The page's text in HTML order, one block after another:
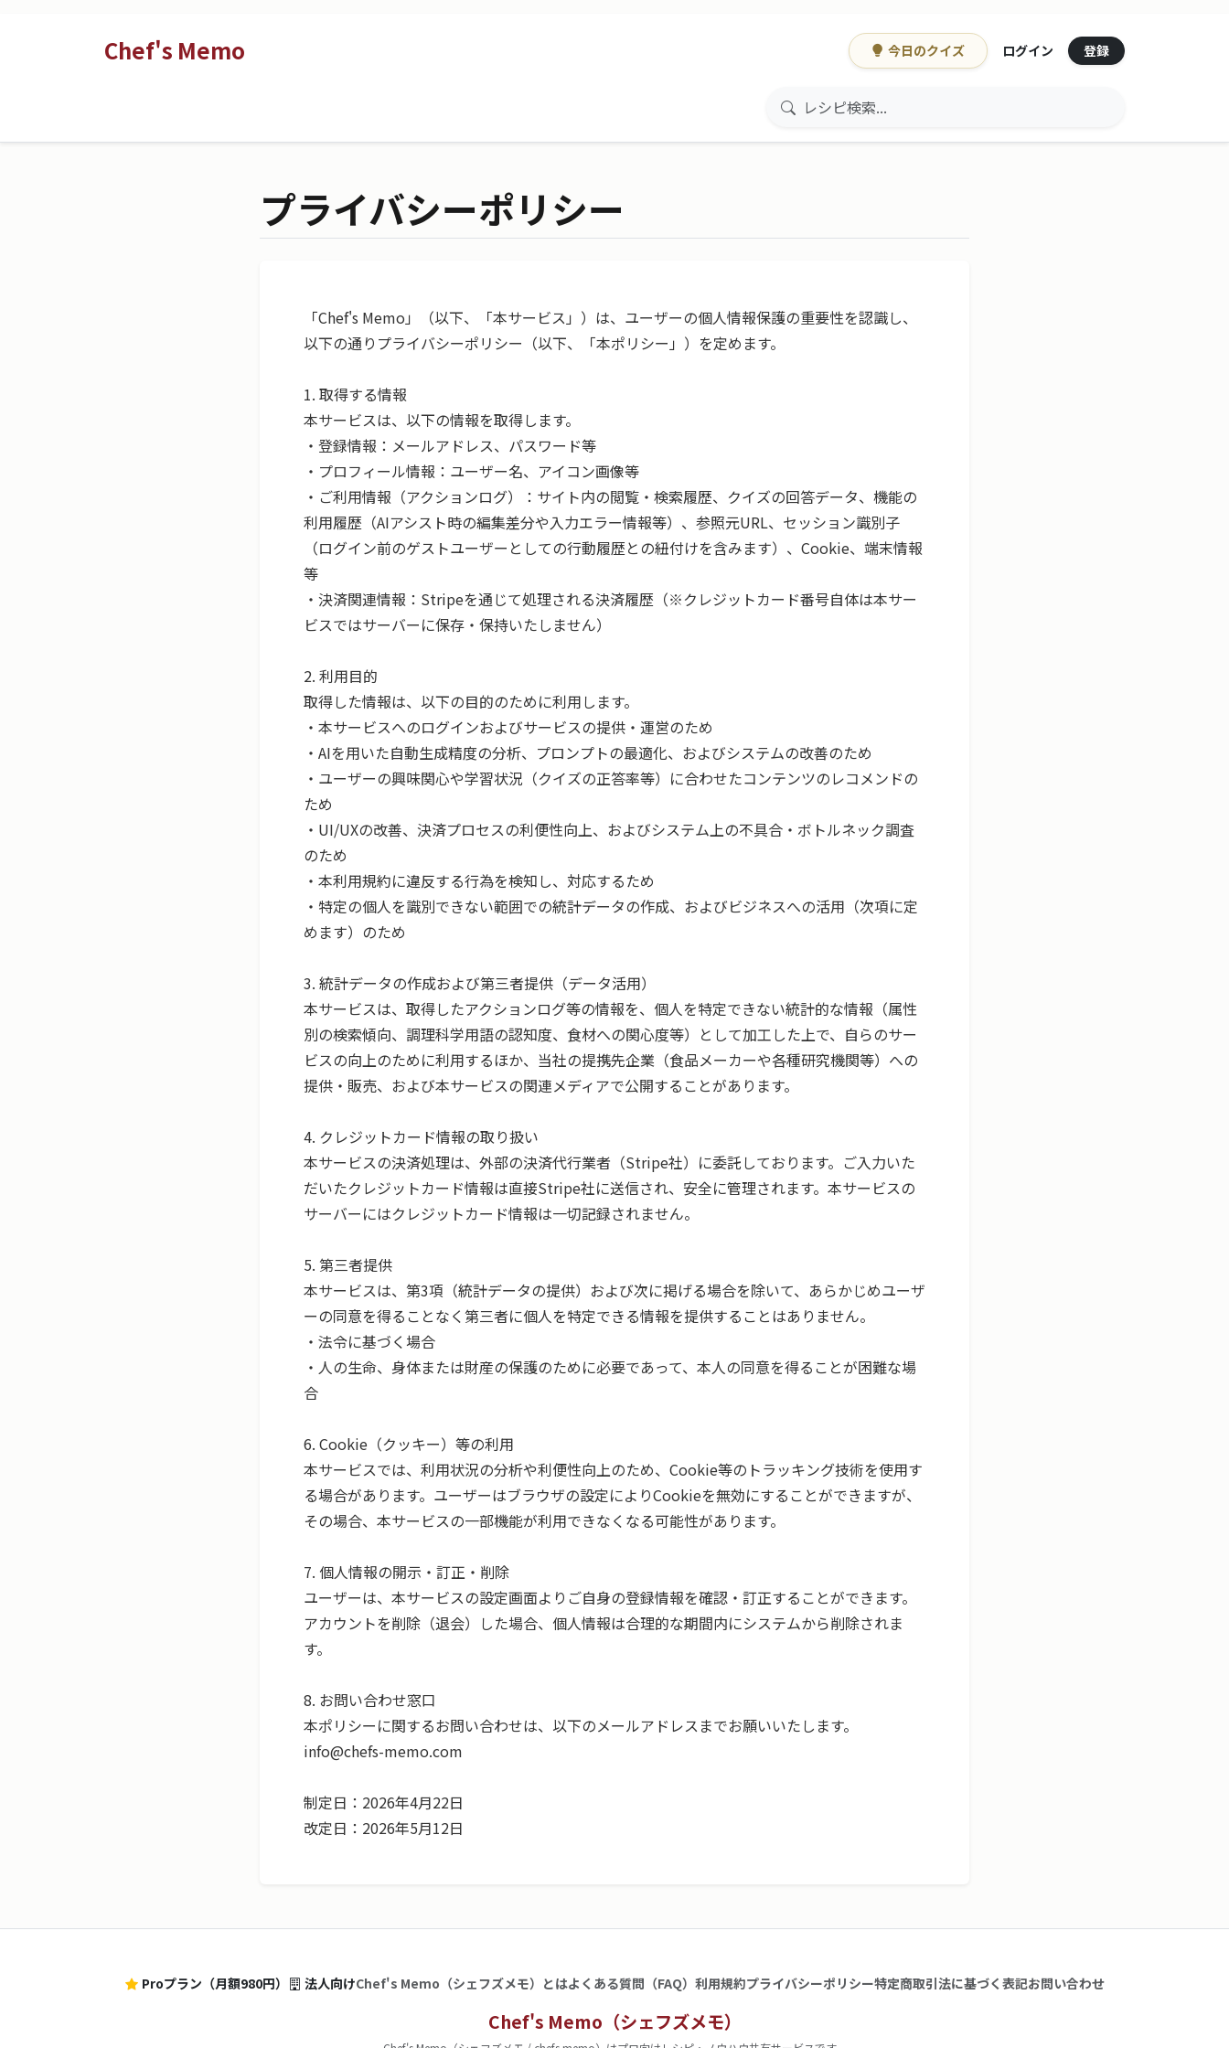
Chef's Memo 今日のクイズ ログイン 登録
プライバシーポリシー
「Chef's Memo」（以下、「本サービス」）は、ユーザーの個人情報保護の重要性を認識し、
以下の通りプライバシーポリシー（以下、「本ポリシー」）を定めます。
1. 取得する情報
本サービスは、以下の情報を取得します。
・登録情報：メールアドレス、パスワード等
・プロフィール情報：ユーザー名、アイコン画像等
・ご利用情報（アクションログ）：サイト内の閲覧・検索履歴、クイズの回答データ、機能の
利用履歴（AIアシスト時の編集差分や入力エラー情報等）、参照元URL、セッション識別子
（ログイン前のゲストユーザーとしての行動履歴との紐付けを含みます）、Cookie、端末情報
等
・決済関連情報：Stripeを通じて処理される決済履歴（※クレジットカード番号自体は本サー
ビスではサーバーに保存・保持いたしません）
2. 利用目的
取得した情報は、以下の目的のために利用します。
・本サービスへのログインおよびサービスの提供・運営のため
・AIを用いた自動生成精度の分析、プロンプトの最適化、およびシステムの改善のため
・ユーザーの興味関心や学習状況（クイズの正答率等）に合わせたコンテンツのレコメンドの
ため
・UI/UXの改善、決済プロセスの利便性向上、およびシステム上の不具合・ボトルネック調査
のため
・本利用規約に違反する行為を検知し、対応するため
・特定の個人を識別できない範囲での統計データの作成、およびビジネスへの活用（次項に定
めます）のため
3. 統計データの作成および第三者提供（データ活用）
本サービスは、取得したアクションログ等の情報を、個人を特定できない統計的な情報（属性
別の検索傾向、調理科学用語の認知度、食材への関心度等）として加工した上で、自らのサー
ビスの向上のために利用するほか、当社の提携先企業（食品メーカーや各種研究機関等）への
提供・販売、および本サービスの関連メディアで公開することがあります。
4. クレジットカード情報の取り扱い
本サービスの決済処理は、外部の決済代行業者（Stripe社）に委託しております。ご入力いた
だいたクレジットカード情報は直接Stripe社に送信され、安全に管理されます。本サービスの
サーバーにはクレジットカード情報は一切記録されません。
5. 第三者提供
本サービスは、第3項（統計データの提供）および次に掲げる場合を除いて、あらかじめユーザ
ーの同意を得ることなく第三者に個人を特定できる情報を提供することはありません。
・法令に基づく場合
・人の生命、身体または財産の保護のために必要であって、本人の同意を得ることが困難な場
合
6. Cookie（クッキー）等の利用
本サービスでは、利用状況の分析や利便性向上のため、Cookie等のトラッキング技術を使用す
る場合があります。ユーザーはブラウザの設定によりCookieを無効にすることができますが、
その場合、本サービスの一部機能が利用できなくなる可能性があります。
7. 個人情報の開示・訂正・削除
ユーザーは、本サービスの設定画面よりご自身の登録情報を確認・訂正することができます。
アカウントを削除（退会）した場合、個人情報は合理的な期間内にシステムから削除されま
す。
8. お問い合わせ窓口
info@chefs-memo.com
制定日：2026年4月22日
改定日：2026年5月12日
Proプラン（月額980円） 法人向けChef's Memo（シェフズメモ）とはよくある質問（FAQ） 利用規約プライバシーポリシー特定商取引法に基づく表記お問い合わせ
Chef's Memo（シェフズメモ）